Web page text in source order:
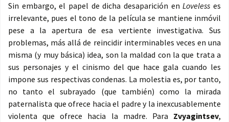
Sin embargo, el papel de dicha desaparición enLoveless es
irrelevante, pues el tono de la película se mantiene inmóvil
pese a la apertura de esa vertiente investigativa. Sus
problemas, más allá de reincidir interminables veces en una
misma (y muy básica) idea, son la maldad con la que trata a
sus personajes y el cinismo del que hace gala cuando les
impone sus respectivas condenas. La molestia es, por tanto,
no tanto el subrayado (que también) como la mirada
paternalista que ofrece hacia el padre y la inexcusablemente
violenta que ofrece hacia la madre. Para Zvyagintsev,